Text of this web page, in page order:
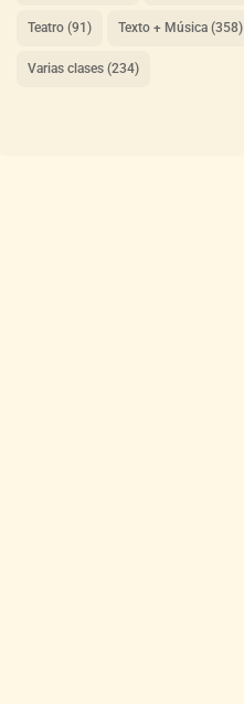
Teatro(91) Texto + Música(358)
Varias clases(234)